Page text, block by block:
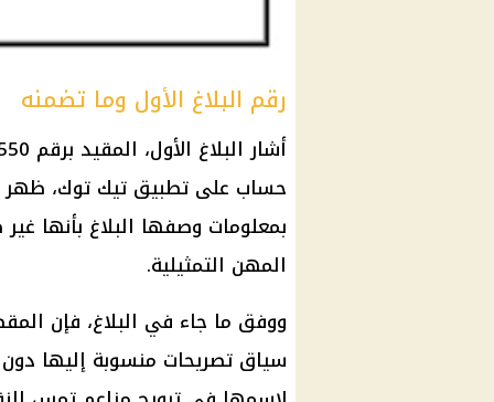
رقم البلاغ الأول وما تضمنه
حساب على تطبيق تيك توك،
بمعلومات وصفها البلاغ بأنها
المهن التمثيلية.
ووفق ما جاء في البلاغ، فإن
سياق تصريحات منسوبة إليها دون